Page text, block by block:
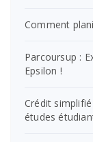
Comment
Parcoursup :
Epsilon !
Crédit
études